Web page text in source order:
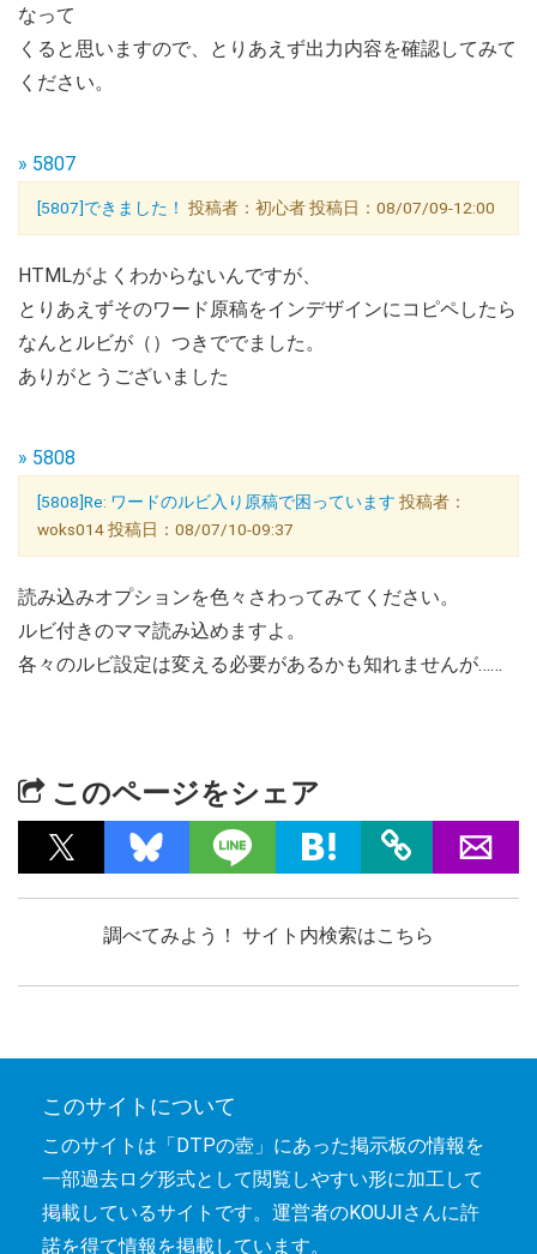
なって
くると思いますので、とりあえず出力内容を確認してみて
ください。
» 5807
[5807]できました！ 投稿者：初心者 投稿日：08/07/09-12:00
HTMLがよくわからないんですが、
とりあえずそのワード原稿をインデザインにコピペしたら
なんとルビが（）つきででました。
ありがとうございました
» 5808
[5808]Re: ワードのルビ入り原稿で困っています 投稿者：
woks014 投稿日：08/07/10-09:37
読み込みオプションを色々さわってみてください。
ルビ付きのママ読み込めますよ。
各々のルビ設定は変える必要があるかも知れませんが……
このページをシェア
調べてみよう！ サイト内検索はこちら
このサイトについて
このサイトは「DTPの壺」にあった掲示板の情報を
一部過去ログ形式として閲覧しやすい形に加工して
掲載しているサイトです。運営者のKOUJIさんに許
諾を得て情報を掲載しています。